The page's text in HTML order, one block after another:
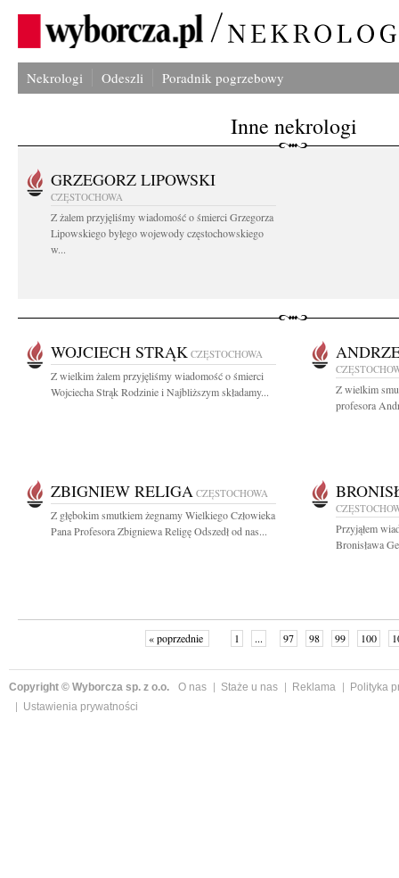
Nekrologi Odeszli Poradnik pogrzebowy
Inne nekrologi
GRZEGORZ LIPOWSKI
CZĘSTOCHOWA
Z żalem przyjęliśmy wiadomość o śmierci Grzegorza
Lipowskiego byłego wojewody częstochowskiego
w...
WOJCIECH STRĄK CZĘSTOCHOWA
Z wielkim żalem przyjęliśmy wiadomość o śmierci
Wojciecha Strąk Rodzinie i Najbliższym składamy...
Z wielkim
profesora
ZBIGNIEW RELIGA CZĘSTOCHOWA
Z głębokim smutkiem żegnamy Wielkiego Człowieka
Pana Profesora Zbigniewa Religę Odszedł od nas...
Przyjąłem
Bronisława
« poprzednie 1 ... 97 98 99 100
Copyright © Wyborcza sp. z o.o. O nas Staże u nas Reklama
Polityka
Ustawienia prywatności